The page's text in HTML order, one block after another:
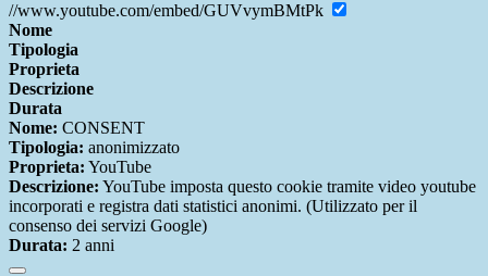
//www.youtube.com/embed/GUVvymBMtPk
Nome
Tipologia
Proprieta
Descrizione
Durata
Nome: CONSENT
Tipologia: anonimizzato
Proprieta: YouTube
Descrizione: YouTube imposta questo cookie tramite video youtube
incorporati e registra dati statistici anonimi. (Utilizzato per il
consenso dei servizi Google)
Durata: 2 anni